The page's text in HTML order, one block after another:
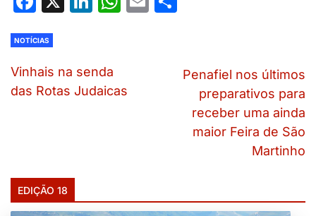
NOTÍCIAS
Vinhais na senda
das Rotas Judaicas
Penafiel nos últimos
preparativos para
receber uma ainda
maior Feira de São
Martinho
EDIÇÃO 18